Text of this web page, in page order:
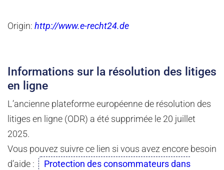
Origin: http://www.e-recht24.de
Informations sur la résolution des litiges
en ligne
L’ancienne plateforme européenne de résolution des
litiges en ligne (ODR) a été supprimée le 20 juillet
2025.
Vous pouvez suivre ce lien si vous avez encore besoin
d’aide :
Protection des consommateurs dans